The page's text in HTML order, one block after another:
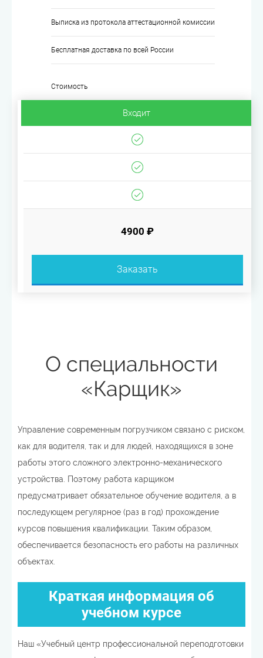
Выписка из протокола аттестационной комиссии
Бесплатная доставка по всей России
Стоимость
Входит
4900 ₽
Заказать
О специальности
«Карщик»
Управление современным погрузчиком связано с риском,
как для водителя, так и для людей, находящихся в зоне
работы этого сложного электронно-механического
устройства. Поэтому работа карщиком
предусматривает обязательное обучение водителя, а в
последующем регулярное (раз в год) прохождение
курсов повышения квалификации. Таким образом,
обеспечивается безопасность его работы на различных
объектах.
Краткая информация об
учебном курсе
Наш «Учебный центр профессиональной переподготовки